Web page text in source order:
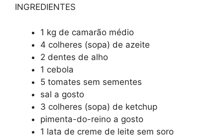
INGREDIENTES
1 kg de camarão médio
4 colheres (sopa) de azeite
2 dentes de alho
1 cebola
5 tomates sem sementes
sal a gosto
3 colheres (sopa) de ketchup
pimenta-do-reino a gosto
1 lata de creme de leite sem soro